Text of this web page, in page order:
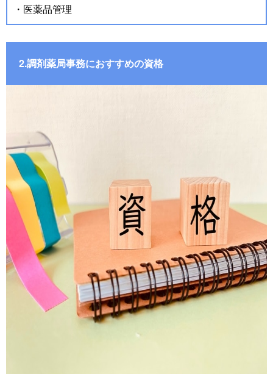
・医薬品管理
2.調剤薬局事務におすすめの資格